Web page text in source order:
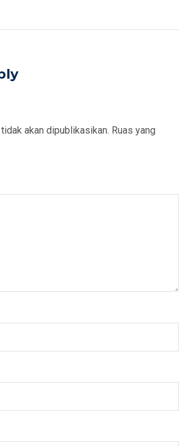
akan dipublikasikan. Ruas yang